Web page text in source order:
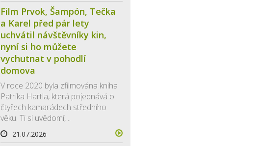
Film Prvok, Šampón, Tečka
a Karel před pár lety
uchvátil návštěvníky kin,
nyní si ho můžete
vychutnat v pohodlí
domova
V roce 2020 byla zfilmována kniha
Patrika Hartla, která pojednává o
čtyřech kamarádech středního
věku. Ti si uvědomí, ..
21.07.2026